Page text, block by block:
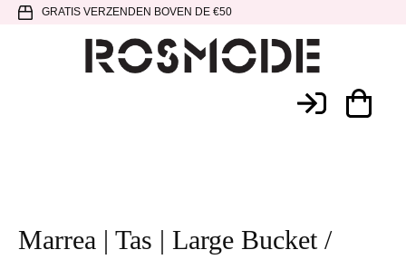
Spring
hoofdnavigatie
Door
SpringGRATIS VERZENDEN BOVEN DE €50
Marrea | Tas | Large Bucket /